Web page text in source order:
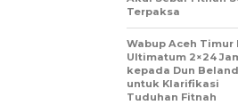
Terpaksa
Wabup Aceh Timur
Ultimatum 2×24
kepada Dun
untuk Klarifikasi
Tuduhan Fitnah